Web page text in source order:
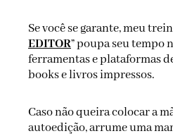
Se você se garante, meu
EDITOR” poupa seu tempo
ferramentas e plataformas
books e livros impressos.
Caso não queira colocar a
autoedição, arrume uma